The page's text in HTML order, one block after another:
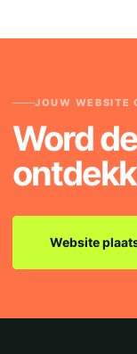
JOUW WEBSITE
Word
Website